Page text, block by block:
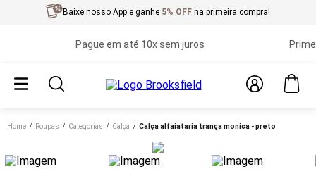
Baixe nosso App e ganhe 5% OFF na primeira compra!
Pague em até 10x sem juros Primeira
Home roupas categorias calça calça alfaiataria trança monica - preto